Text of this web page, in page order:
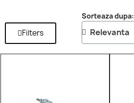
Filters
Sorteaza dupa: